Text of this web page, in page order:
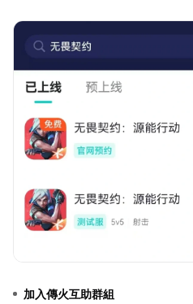
加入傳火互助群組